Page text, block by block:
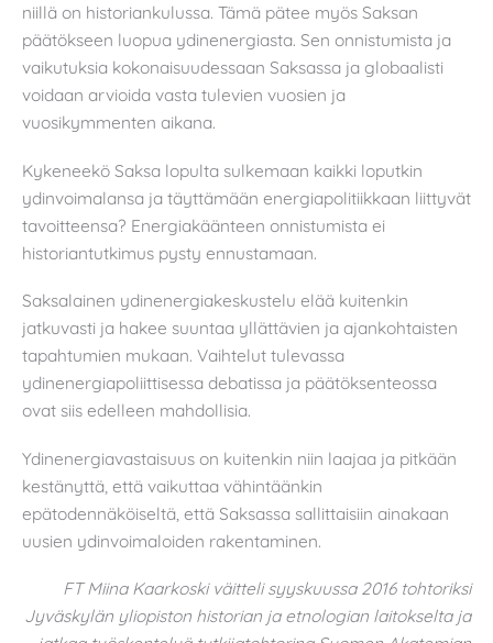
niillä on historiankulussa. Tämä pätee myös Saksan
päätökseen luopua ydinenergiasta. Sen onnistumista ja
vaikutuksia kokonaisuudessaan Saksassa ja globaalisti
voidaan arvioida vasta tulevien vuosien ja
vuosikymmenten aikana.
Kykeneekö Saksa lopulta sulkemaan kaikki loputkin
ydinvoimalansa ja täyttämään energiapolitiikkaan liittyvät
tavoitteensa? Energiakäänteen onnistumista ei
historiantutkimus pysty ennustamaan.
Saksalainen ydinenergiakeskustelu elää kuitenkin
jatkuvasti ja hakee suuntaa yllättävien ja ajankohtaisten
tapahtumien mukaan. Vaihtelut tulevassa
ydinenergiapoliittisessa debatissa ja päätöksenteossa
ovat siis edelleen mahdollisia.
Ydinenergiavastaisuus on kuitenkin niin laajaa ja pitkään
kestänyttä, että vaikuttaa vähintäänkin
epätodennäköiseltä, että Saksassa sallittaisiin ainakaan
uusien ydinvoimaloiden rakentaminen.
FT Miina Kaarkoski väitteli syyskuussa 2016 tohtoriksi
Jyväskylän yliopiston historian ja etnologian laitokselta ja